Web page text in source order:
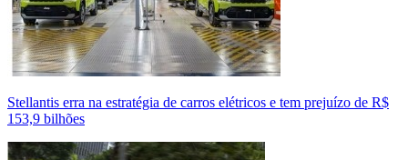
Stellantis erra na estratégia de carros elétricos e tem prejuízo de R$
153,9 bilhões